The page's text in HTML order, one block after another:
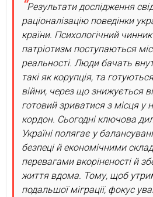
Результати дослідження
раціоналізацію поведінки
країни. Психологічний
патріотизм поступаються
реальності. Люди бачать
такі як корупція, та
війни, через що знижується
готовий зриватися з місця у
кордон. Сьогодні ключова
Україні полягає у
безпеці й економічними
перевагами вкоріненості й
життя вдома. Тому, щоб
подальшої міграції, фокус